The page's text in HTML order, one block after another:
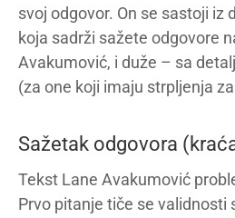
svoj odgovor. On se sastoji iz
koja sadrži sažete odgovore
Avakumović, i duže – sa
(za one koji imaju strpljenja
Sažetak odgovora
Tekst Lane Avakumović
Prvo pitanje tiče se validnosti